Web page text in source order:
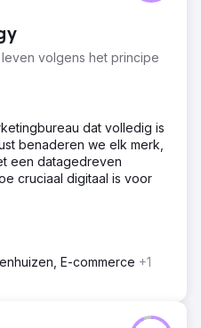
volgens het principe
dat volledig is
benaderen we elk merk,
een datagedreven
cruciaal digitaal is voor
E-commerce +1